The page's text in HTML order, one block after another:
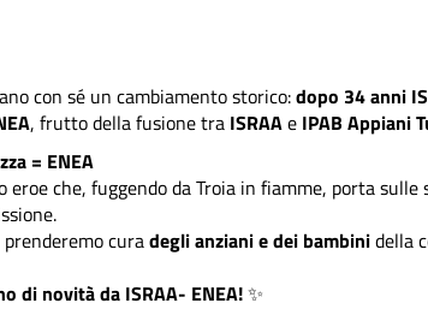
con sé un cambiamento storico:dopo 34 anni
, frutto della fusione tra ISRAAe IPAB Appiani
= ENEA
che, fuggendo da Troia in fiamme, porta
curadegli anziani e dei bambinidella
di novità da ISRAA- ENEA!✨